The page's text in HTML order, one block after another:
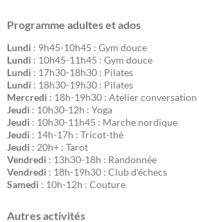
Programme adultes et ados
Lundi : 9h45-10h45 : Gym douce
Lundi : 10h45-11h45 : Gym douce
Lundi : 17h30-18h30 : Pilates
Lundi : 18h30-19h30 : Pilates
Mercredi : 18h-19h30 : Atelier conversation
Jeudi : 10h30-12h : Yoga
Jeudi : 10h30-11h45 : Marche nordique
Jeudi : 14h-17h : Tricot-thé
Jeudi : 20h+ : Tarot
Vendredi : 13h30-18h : Randonnée
Vendredi : 18h-19h30 : Club d'échecs
Samedi : 10h-12h : Couture
Autres activités